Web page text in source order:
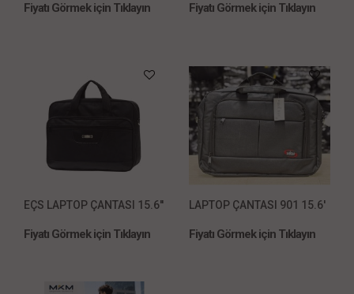
Fiyatı Görmek için Tıklayın Fiyatı Görmek için Tıklayın
EÇS LAPTOP ÇANTASI 15.6''
Fiyatı Görmek için Tıklayın
LAPTOP ÇANTASI 901 15.6'
Fiyatı Görmek için Tıklayın